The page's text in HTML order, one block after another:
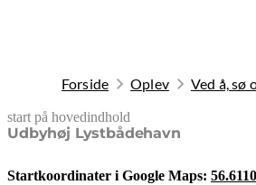
Forside Oplev Ved å, sø
start på hovedindhold
Udbyhøj Lystbådehavn
senest opdateret 20. februar 2026
Startkoordinater i Google Maps: